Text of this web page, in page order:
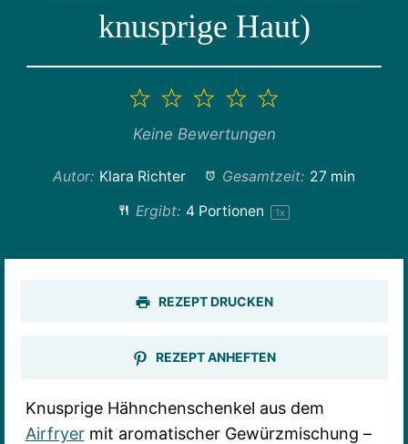
knusprige Haut)
5
4
Sterne
3
Sterne
2
Sterne
1
Stern
Keine Bewertungen
Autor: Klara Richter Gesamtzeit: 27 min
Ergibt: 4 Portionen 1x
REZEPT DRUCKEN
REZEPT ANHEFTEN
Knusprige Hähnchenschenkel aus dem
Airfryermit aromatischer Gewürzmischung –